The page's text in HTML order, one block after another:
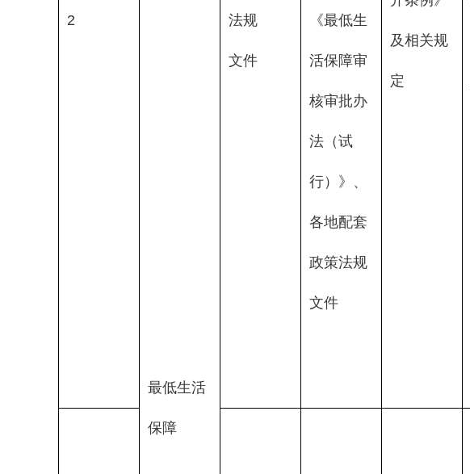
2
最低生活
保障
法规
文件
《最低生
活保障审
核审批办
法（试
行）》、
各地配套
政策法规
文件
及相关规
定